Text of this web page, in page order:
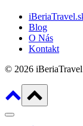
Blog
O Nás
Kontakt
© 2026